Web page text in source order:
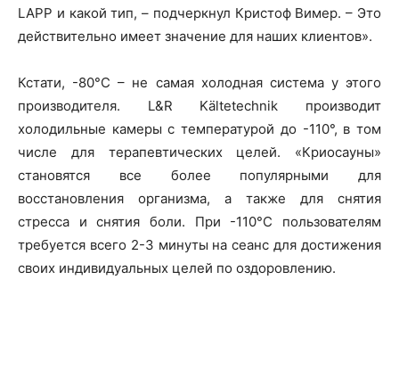
LAPP и какой тип, – подчеркнул Кристоф Вимер. – Это
действительно имеет значение для наших клиентов».
Кстати, -80°С – не самая холодная система у этого
производителя. L&R Kältetechnik производит
холодильные камеры с температурой до -110°, в том
числе для терапевтических целей. «Криосауны»
становятся все более популярными для
восстановления организма, а также для снятия
стресса и снятия боли. При -110°C пользователям
требуется всего 2-3 минуты на сеанс для достижения
своих индивидуальных целей по оздоровлению.